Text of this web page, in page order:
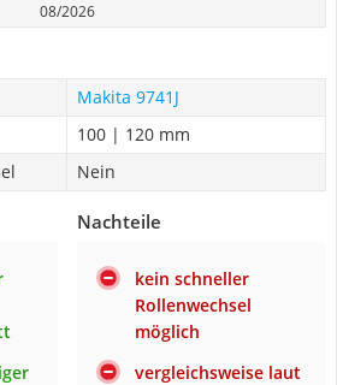
08/2026
Makita 9741J
100 | 120 mm
Nein
Nachteile
kein schneller
Rollenwechsel
möglich
vergleichsweise laut